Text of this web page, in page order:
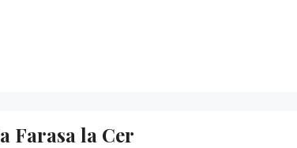
Farasa la Cer